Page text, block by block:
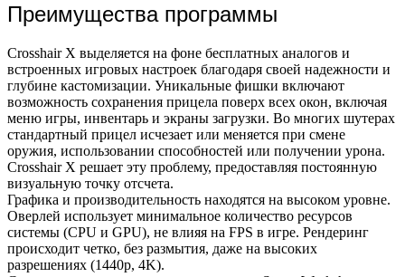
Преимущества программы
Crosshair X выделяется на фоне бесплатных аналогов и
встроенных игровых настроек благодаря своей надежности и
глубине кастомизации. Уникальные фишки включают
возможность сохранения прицела поверх всех окон, включая
меню игры, инвентарь и экраны загрузки. Во многих шутерах
стандартный прицел исчезает или меняется при смене
оружия, использовании способностей или получении урона.
Crosshair X решает эту проблему, предоставляя постоянную
визуальную точку отсчета.
Графика и производительность находятся на высоком уровне.
Оверлей использует минимальное количество ресурсов
системы (CPU и GPU), не влияя на FPS в игре. Рендеринг
происходит четко, без размытия, даже на высоких
разрешениях (1440p, 4K).